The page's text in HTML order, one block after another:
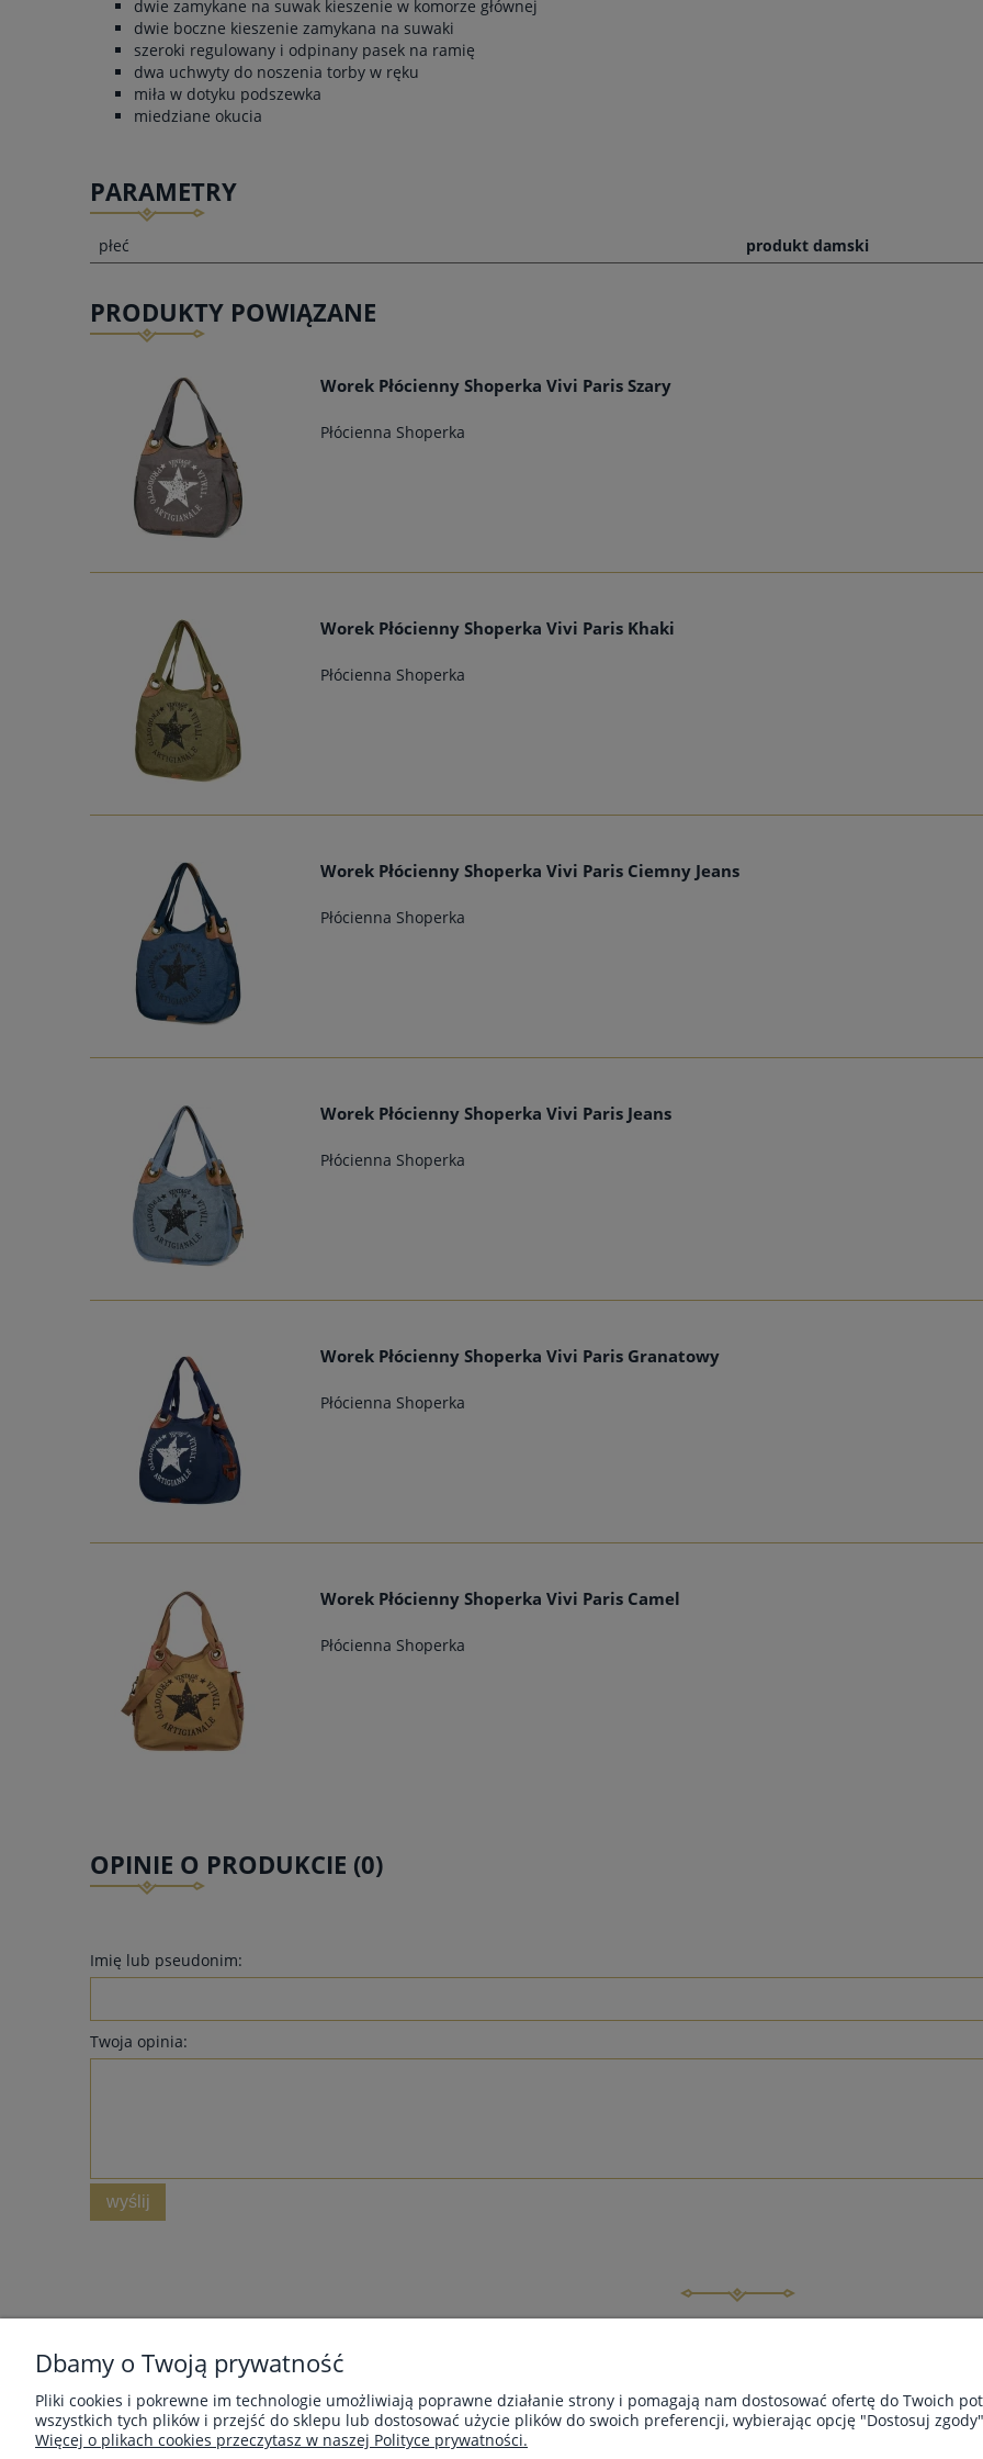
dwie zamykane na suwak kieszenie w komorze głównej
dwie boczne kieszenie zamykana na suwaki
szeroki regulowany i odpinany pasek na ramię
dwa uchwyty do noszenia torby w ręku
miła w dotyku podszewka
miedziane okucia
PARAMETRY
płeć produkt damski
PRODUKTY POWIĄZANE
Worek Płócienny Shoperka Vivi Paris Szary
Płócienna Shoperka
Worek Płócienny Shoperka Vivi Paris Khaki
Płócienna Shoperka
Worek Płócienny Shoperka Vivi Paris Ciemny Jeans
Płócienna Shoperka
Worek Płócienny Shoperka Vivi Paris Jeans
Płócienna Shoperka
Worek Płócienny Shoperka Vivi Paris Granatowy
Płócienna Shoperka
Worek Płócienny Shoperka Vivi Paris Camel
Płócienna Shoperka
OPINIE O PRODUKCIE (0)
Imię lub pseudonim:
Twoja opinia:
wyślij
Ustawienia konta
Przechowalnia
FAQ
Polityka prywatności
Zwroty, wymiana i reklamacje
O
Dbamy o Twoją prywatność
Pliki cookies i pokrewne im technologie umożliwiają poprawne działanie strony i pomagają nam dostosować ofertę do Twoich
wszystkich tych plików i przejść do sklepu lub dostosować użycie plików do swoich preferencji, wybierając opcję "Dostosuj
Więcej o plikach cookies przeczytasz w naszej Polityce prywatności.